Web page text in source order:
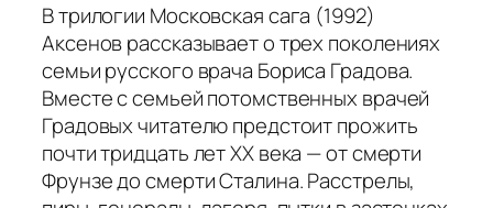
В трилогии Московская сага (1992)
Аксенов рассказывает о трех поколениях
семьи русского врача Бориса Градова.
Вместе с семьей потомственных врачей
Градовых читателю предстоит прожить
почти тридцать лет ХХ века — от смерти
Фрунзе до смерти Сталина. Расстрелы,